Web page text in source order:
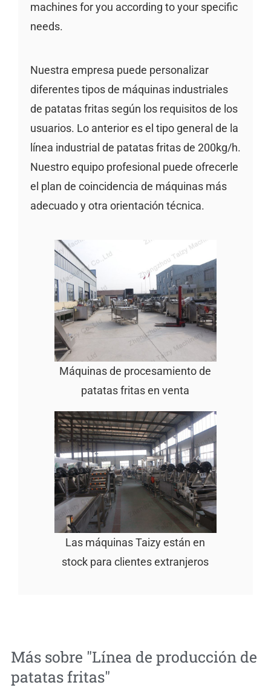
machines for you according to your specific
needs.
Nuestra empresa puede personalizar
diferentes tipos de máquinas industriales
de patatas fritas según los requisitos de los
usuarios. Lo anterior es el tipo general de la
línea industrial de patatas fritas de 200kg/h.
Nuestro equipo profesional puede ofrecerle
el plan de coincidencia de máquinas más
adecuado y otra orientación técnica.
Máquinas de procesamiento de
patatas fritas en venta
Las máquinas Taizy están en
stock para clientes extranjeros
Más sobre "Línea de producción de
patatas fritas"